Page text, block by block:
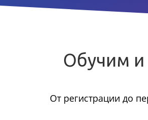
Обучим
От регистрации до